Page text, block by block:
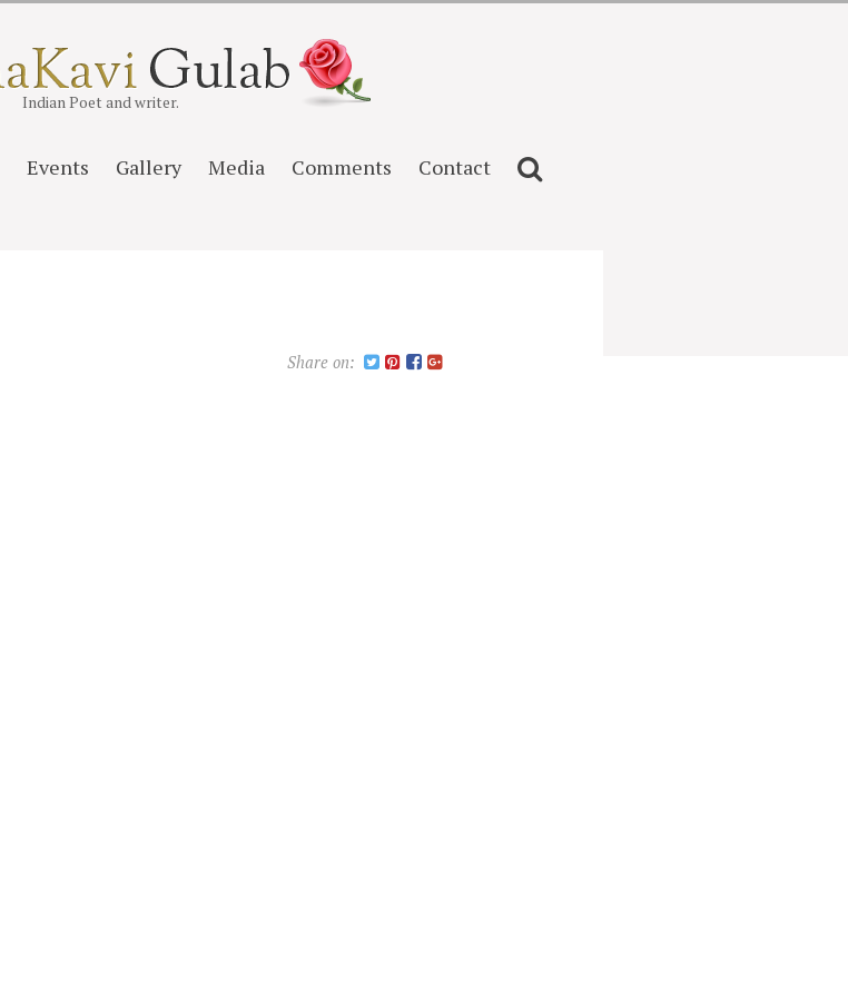
Indian Poet and writer.
Events Gallery Media Comments Contact
Share on: